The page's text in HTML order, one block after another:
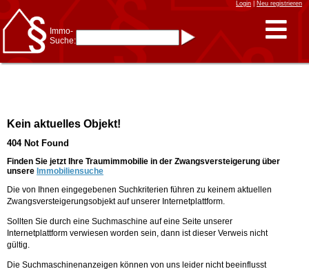
Login| Neu registrieren
Immo-
Suche:
* Suche verfeinern durch
Kombinieren
Frankfurt/Oder
am Main
Immobiliensuche
nach Kreis
nach Amtsgericht
Kein aktuelles Objekt!
404 Not Found
Finden Sie jetzt Ihre Traumimmobilie in der Zwangsversteigerung über
unsere Immobiliensuche
Die von Ihnen eingegebenen Suchkriterien führen zu keinem aktuellen
Zwangsversteigerungsobjekt auf unserer Internetplattform.
Sollten Sie durch eine Suchmaschine auf eine Seite unserer
Internetplattform verwiesen worden sein, dann ist dieser Verweis nicht
gültig.
Die Suchmaschinenanzeigen können von uns leider nicht beeinflusst